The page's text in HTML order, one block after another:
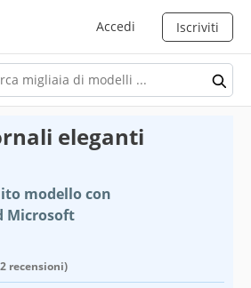
Accedi Iscriviti
eleganti
modello con
Microsoft
recensioni)